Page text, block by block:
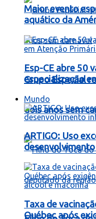
Grupo Especial
dois anos sem
Maior evento
aquático da
Esp-CE abre 50
especialização
Mundo
ARTIGO: Uso
Taxa de
Québec após